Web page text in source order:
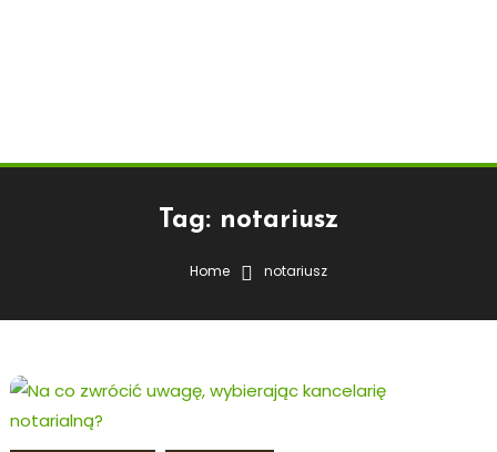
Tag: notariusz
Home notariusz